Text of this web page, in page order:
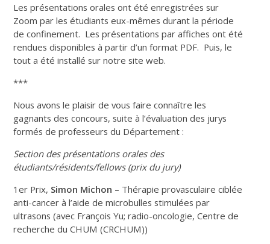
Les présentations orales ont été enregistrées sur
Zoom par les étudiants eux-mêmes durant la période
de confinement. Les présentations par affiches ont été
rendues disponibles à partir d’un format PDF. Puis, le
tout a été installé sur notre site web.
***
Nous avons le plaisir de vous faire connaître les
gagnants des concours, suite à l’évaluation des jurys
formés de professeurs du Département :
Section des présentations orales des
étudiants/résidents/fellows (prix du jury)
1er Prix, Simon Michon – Thérapie provasculaire ciblée
anti-cancer à l’aide de microbulles stimulées par
ultrasons (avec François Yu; radio-oncologie, Centre de
recherche du CHUM (CRCHUM))